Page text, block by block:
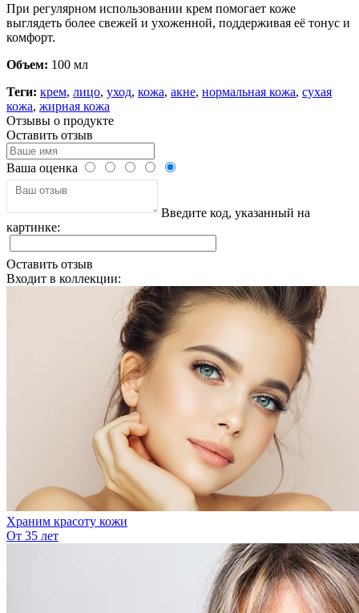
При регулярном использовании крем помогает коже
выглядеть более свежей и ухоженной, поддерживая её тонус и
комфорт.
Объем: 100 мл
Теги: крем, лицо, уход, кожа, акне, нормальная кожа, сухая
кожа, жирная кожа
Отзывы о продукте
Оставить отзыв
Ваша оценка
Введите код, указанный на
картинке:
Оставить отзыв
Входит в коллекции:
Храним красоту кожи
От 35 лет